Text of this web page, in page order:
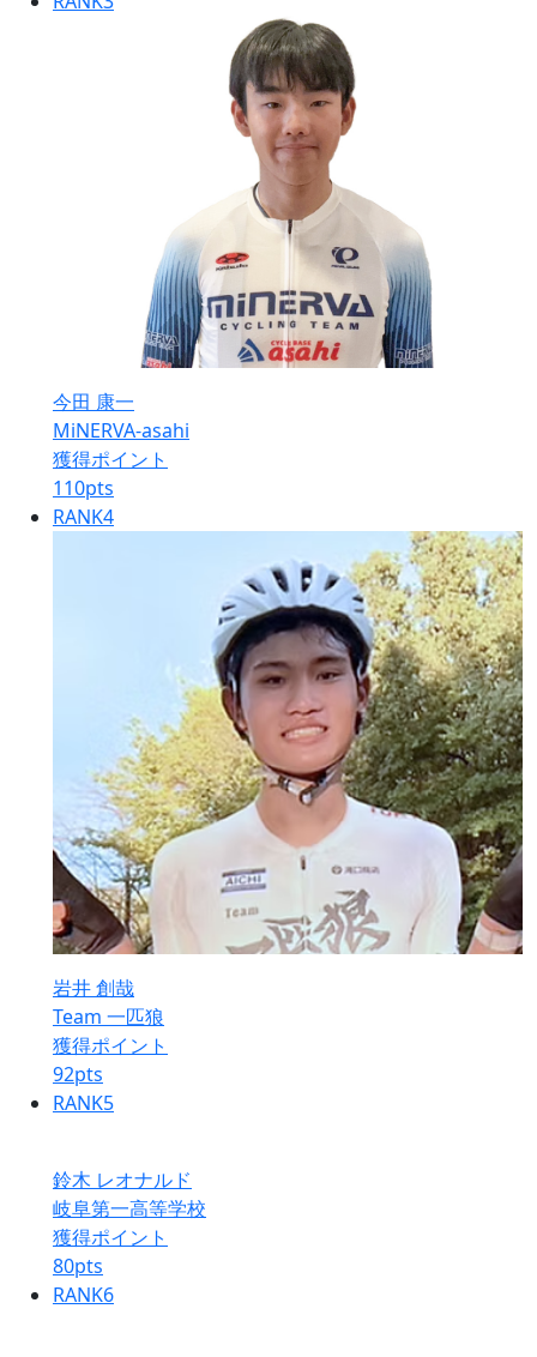
今田 康一
MiNERVA-asahi
獲得ポイント
110pts
RANK4
岩井 創哉
Team 一匹狼
獲得ポイント
92pts
RANK5
鈴木 レオナルド
岐阜第一高等学校
獲得ポイント
80pts
RANK6